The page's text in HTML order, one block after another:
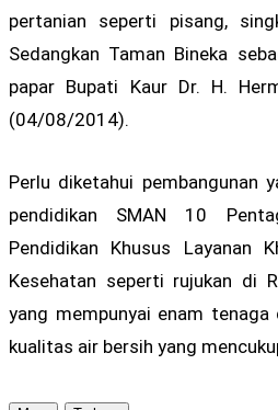
pertanian seperti pisang,
Sedangkan Taman Bineka
papar Bupati Kaur Dr. H.
(04/08/2014).
Perlu diketahui pembangunan
pendidikan SMAN 10
Pendidikan Khusus Layanan
Kesehatan seperti rujukan di
yang mempunyai enam
kualitas air bersih yang